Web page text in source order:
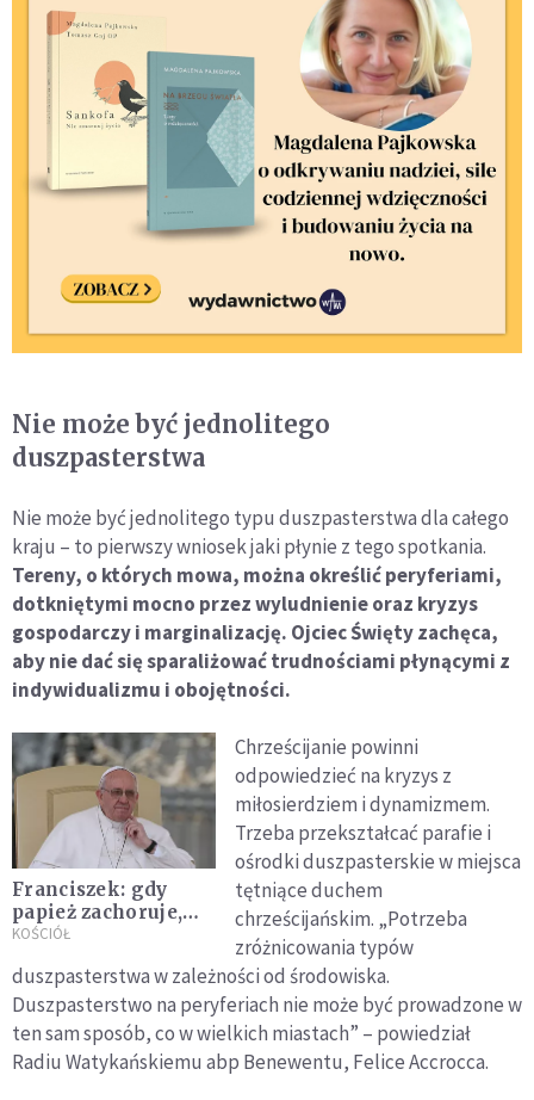
Nie może być jednolitego
duszpasterstwa
Nie może być jednolitego typu duszpasterstwa dla całego
kraju – to pierwszy wniosek jaki płynie z tego spotkania.
Tereny, o których mowa, można określić peryferiami,
dotkniętymi mocno przez wyludnienie oraz kryzys
gospodarczy i marginalizację. Ojciec Święty zachęca,
aby nie dać się sparaliżować trudnościami płynącymi z
indywidualizmu i obojętności.
Franciszek: gdy
papież zachoruje,
zawsze pojawia się
KOŚCIÓŁ
Chrześcijanie powinni
odpowiedzieć na kryzys z
miłosierdziem i dynamizmem.
Trzeba przekształcać parafie i
ośrodki duszpasterskie w miejsca
tętniące duchem
chrześcijańskim. „Potrzeba
zróżnicowania typów
duszpasterstwa w zależności od środowiska.
Duszpasterstwo na peryferiach nie może być prowadzone w
ten sam sposób, co w wielkich miastach” – powiedział
Radiu Watykańskiemu abp Benewentu, Felice Accrocca.